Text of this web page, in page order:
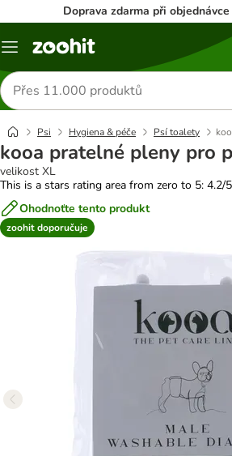
Doprava zdarma při
Menu
Hledat
produkty
Psi Hygiena & péče Psí toalety
kooa pratelné pleny pro
velikost XL
This is a stars rating area from zero to 5: 4.2/5
Ohodnoťte tento produkt
zoohit doporučuje